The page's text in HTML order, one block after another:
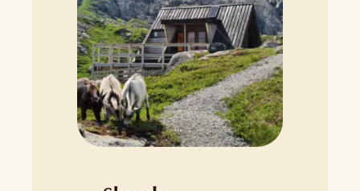
Periodar med
forkastingsaktivitet er
dokumenterte gjennom svarte,
finkorna bergartar…